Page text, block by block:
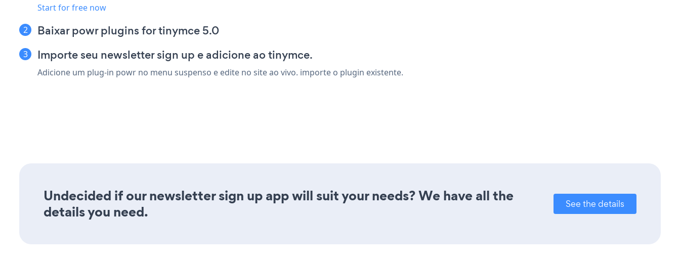
Start for free now
Baixar powr plugins for tinymce 5.0
Importe seu newsletter sign up e adicione ao tinymce.
Adicione um plug-in powr no menu suspenso e edite no site ao vivo. importe o plugin existente.
Undecided if our newsletter sign up app will suit your needs? We have all the
details you need.
See the details